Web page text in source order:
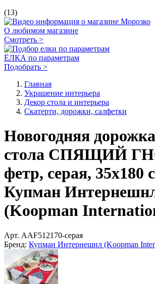
(13)
О любимом магазине
Смотреть >
ЁЛКА по параметрам
Подобрать >
Главная
Украшение интерьера
Декор стола и интерьера
Скатерти, дорожки, салфетки
Новогодняя
стола СПЯЩИЙ
фетр, серая, 35х180
Купман
(Koopman
Арт. AAF512170-серая
Бренд: Купман Интернешнл (Koopman